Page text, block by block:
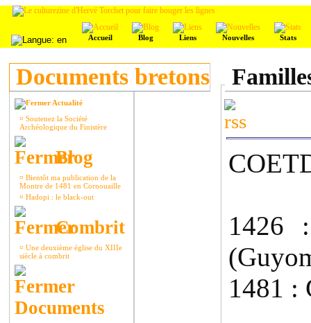
Accueil Blog Liens Nouvelles Stats
Documents bretons
Actualité
¤ Soutenez la Société
Archéologique du Finistère
Blog
¤ Bientôt ma publication de la
Montre de 1481 en Cornouaille
¤ Hadopi : le black-out
Combrit
¤ Une deuxième église du XIIIe
siècle à combrit
Documents
1426
1481 :